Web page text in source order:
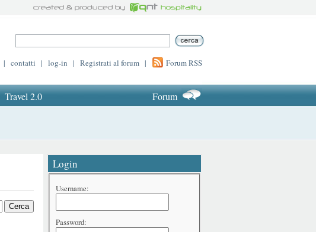
| contatti | log-in | Registrati al forum | Forum RSS
Travel 2.0 Forum
Login
Username:
Password: